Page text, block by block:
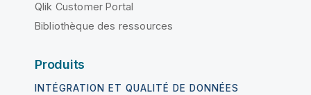
Qlik Customer Portal
Bibliothèque des ressources
Produits
INTÉGRATION ET QUALITÉ DE DONNÉES